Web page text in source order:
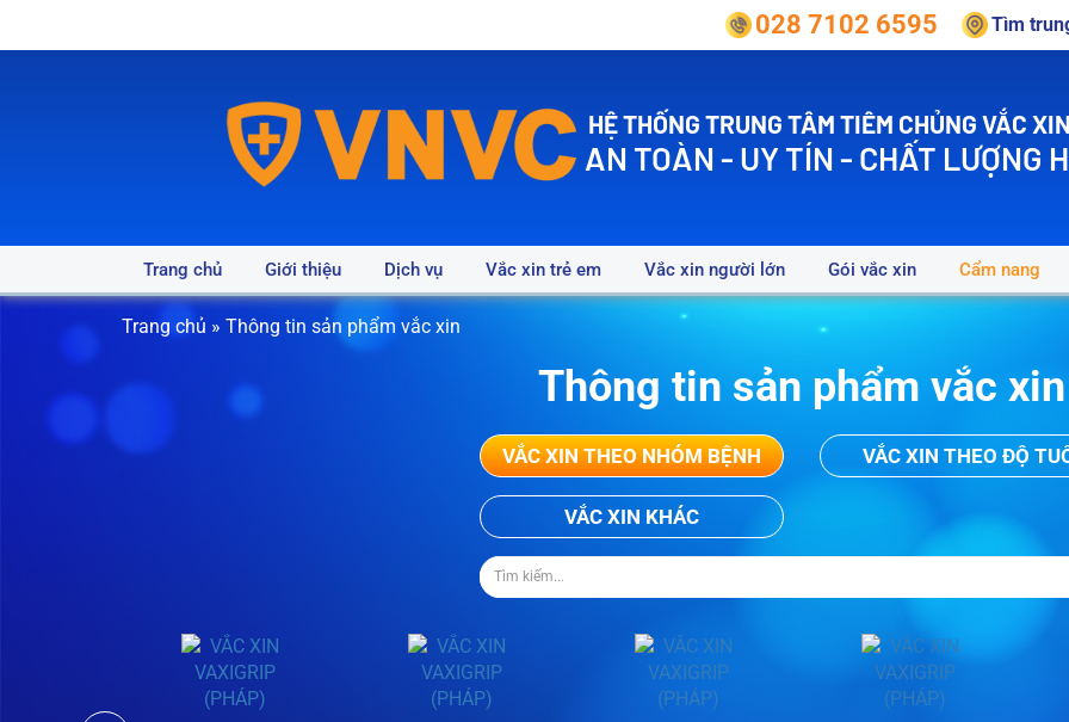
028 7102 6595 Tìm
HỆ THỐNG TRUNG TÂM TIÊM CHỦNG VẮC
AN TOÀN - UY TÍN - CHẤT LƯỢNG
Trang chủ Giới thiệu Dịch vụ Vắc xin trẻ em Vắc xin người lớn Gói vắc xin Cẩm nang
Trang chủ » Thông tin sản phẩm vắc xin
Thông tin sản phẩm vắc xin
VẮC XIN THEO NHÓM BỆNH VẮC XIN THEO ĐỘ
VẮC XIN KHÁC